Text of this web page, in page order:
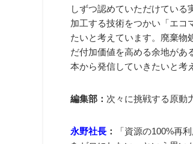
しずつ認めていただけている
加工する技術をつかい「エコ
たいと考えています。廃棄物
だ付加価値を高める余地があ
本から発信していきたいと考
編集部： 次々に挑戦する原動
永野社長 ：
「資源の100%再